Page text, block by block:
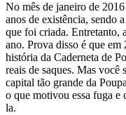
No mês de janeiro de
anos de existência, sendo
que foi criada. Entretanto,
ano. Prova disso é que
história da Caderneta de
reais de saques. Mas você
capital tão grande da
o que motivou essa fuga
la.